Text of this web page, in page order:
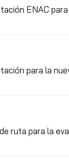
ENAC
para la
ruta para la